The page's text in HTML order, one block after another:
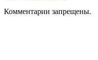
Комментарии запрещены.